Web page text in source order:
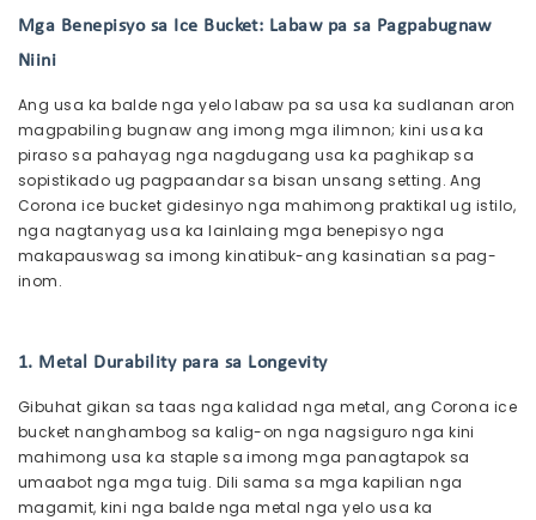
Mga Benepisyo sa Ice Bucket: Labaw pa sa Pagpabugnaw
Niini
Ang usa ka balde nga yelo labaw pa sa usa ka sudlanan aron
magpabiling bugnaw ang imong mga ilimnon; kini usa ka
piraso sa pahayag nga nagdugang usa ka paghikap sa
sopistikado ug pagpaandar sa bisan unsang setting. Ang
Corona ice bucket gidesinyo nga mahimong praktikal ug istilo,
nga nagtanyag usa ka lainlaing mga benepisyo nga
makapauswag sa imong kinatibuk-ang kasinatian sa pag-
inom.
1. Metal Durability para sa Longevity
Gibuhat gikan sa taas nga kalidad nga metal, ang Corona ice
bucket nanghambog sa kalig-on nga nagsiguro nga kini
mahimong usa ka staple sa imong mga panagtapok sa
umaabot nga mga tuig. Dili sama sa mga kapilian nga
magamit, kini nga balde nga metal nga yelo usa ka